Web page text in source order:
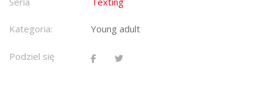
Kategoria: Young adult
Podziel się